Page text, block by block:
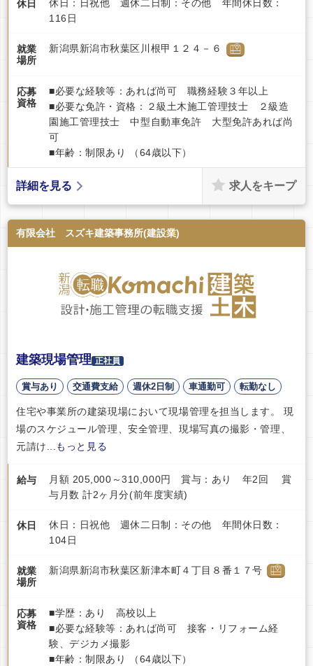
休日
休日：日祝他 週休二日制：その他 年間休日数：
116日
就業
場所
新潟県新潟市秋葉区川根甲１２４－６
応募
資格
■必要な経験等：あれば尚可 職務経験３年以上
■必要な免許・資格：２級土木施工管理技士 ２級造
園施工管理技士 中型自動車免許 大型免許あれば尚
可
■年齢：制限あり （64歳以下）
詳細を見る 求人をキープ
有限会社 スズキ建築事務所(建設業)
建築現場管理 正社員
賞与あり 交通費支給 週休2日制 車通勤可 転勤なし
住宅や事業所の建築現場において現場管理を担当します。 現
場のスケジュール管理、安全管理、現場写真の撮影・管理、
元請け...
もっと見る
給与
月額 205,000～310,000円 賞与：あり 年2回 賞
与月数 計2ヶ月分(前年度実績)
休日
休日：日祝他 週休二日制：その他 年間休日数：
104日
就業
場所
新潟県新潟市秋葉区新津本町４丁目８番１７号
応募
資格
■学歴：あり 高校以上
■必要な経験等：あれば尚可 接客・リフォーム経
験、デジカメ撮影
■年齢：制限あり （64歳以下）